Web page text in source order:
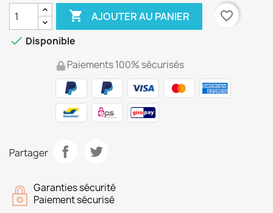
 AJOUTER AU PANIER
favorite_border
 Disponible
Paiements 100% sécurisés
Partager
Garanties sécurité
Paiement sécurisé